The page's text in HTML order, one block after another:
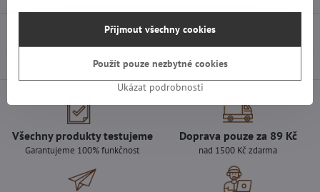
Všechny produkty testujeme
Garantujeme 100% funkčnost
Doprava pouze za 89 Kč
nad 1500 Kč zdarma
Ukázat podrobnosti
Přijmout všechny cookies
Použít pouze nezbytné cookies